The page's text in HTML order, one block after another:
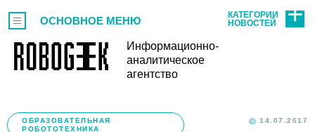
Информационно-
аналитическое
агентство
ОСНОВНОЕ МЕНЮ
КАТЕГОРИИ
НОВОСТЕЙ
ОБРАЗОВАТЕЛЬНАЯ
РОБОТОТЕХНИКА
14.07.2017